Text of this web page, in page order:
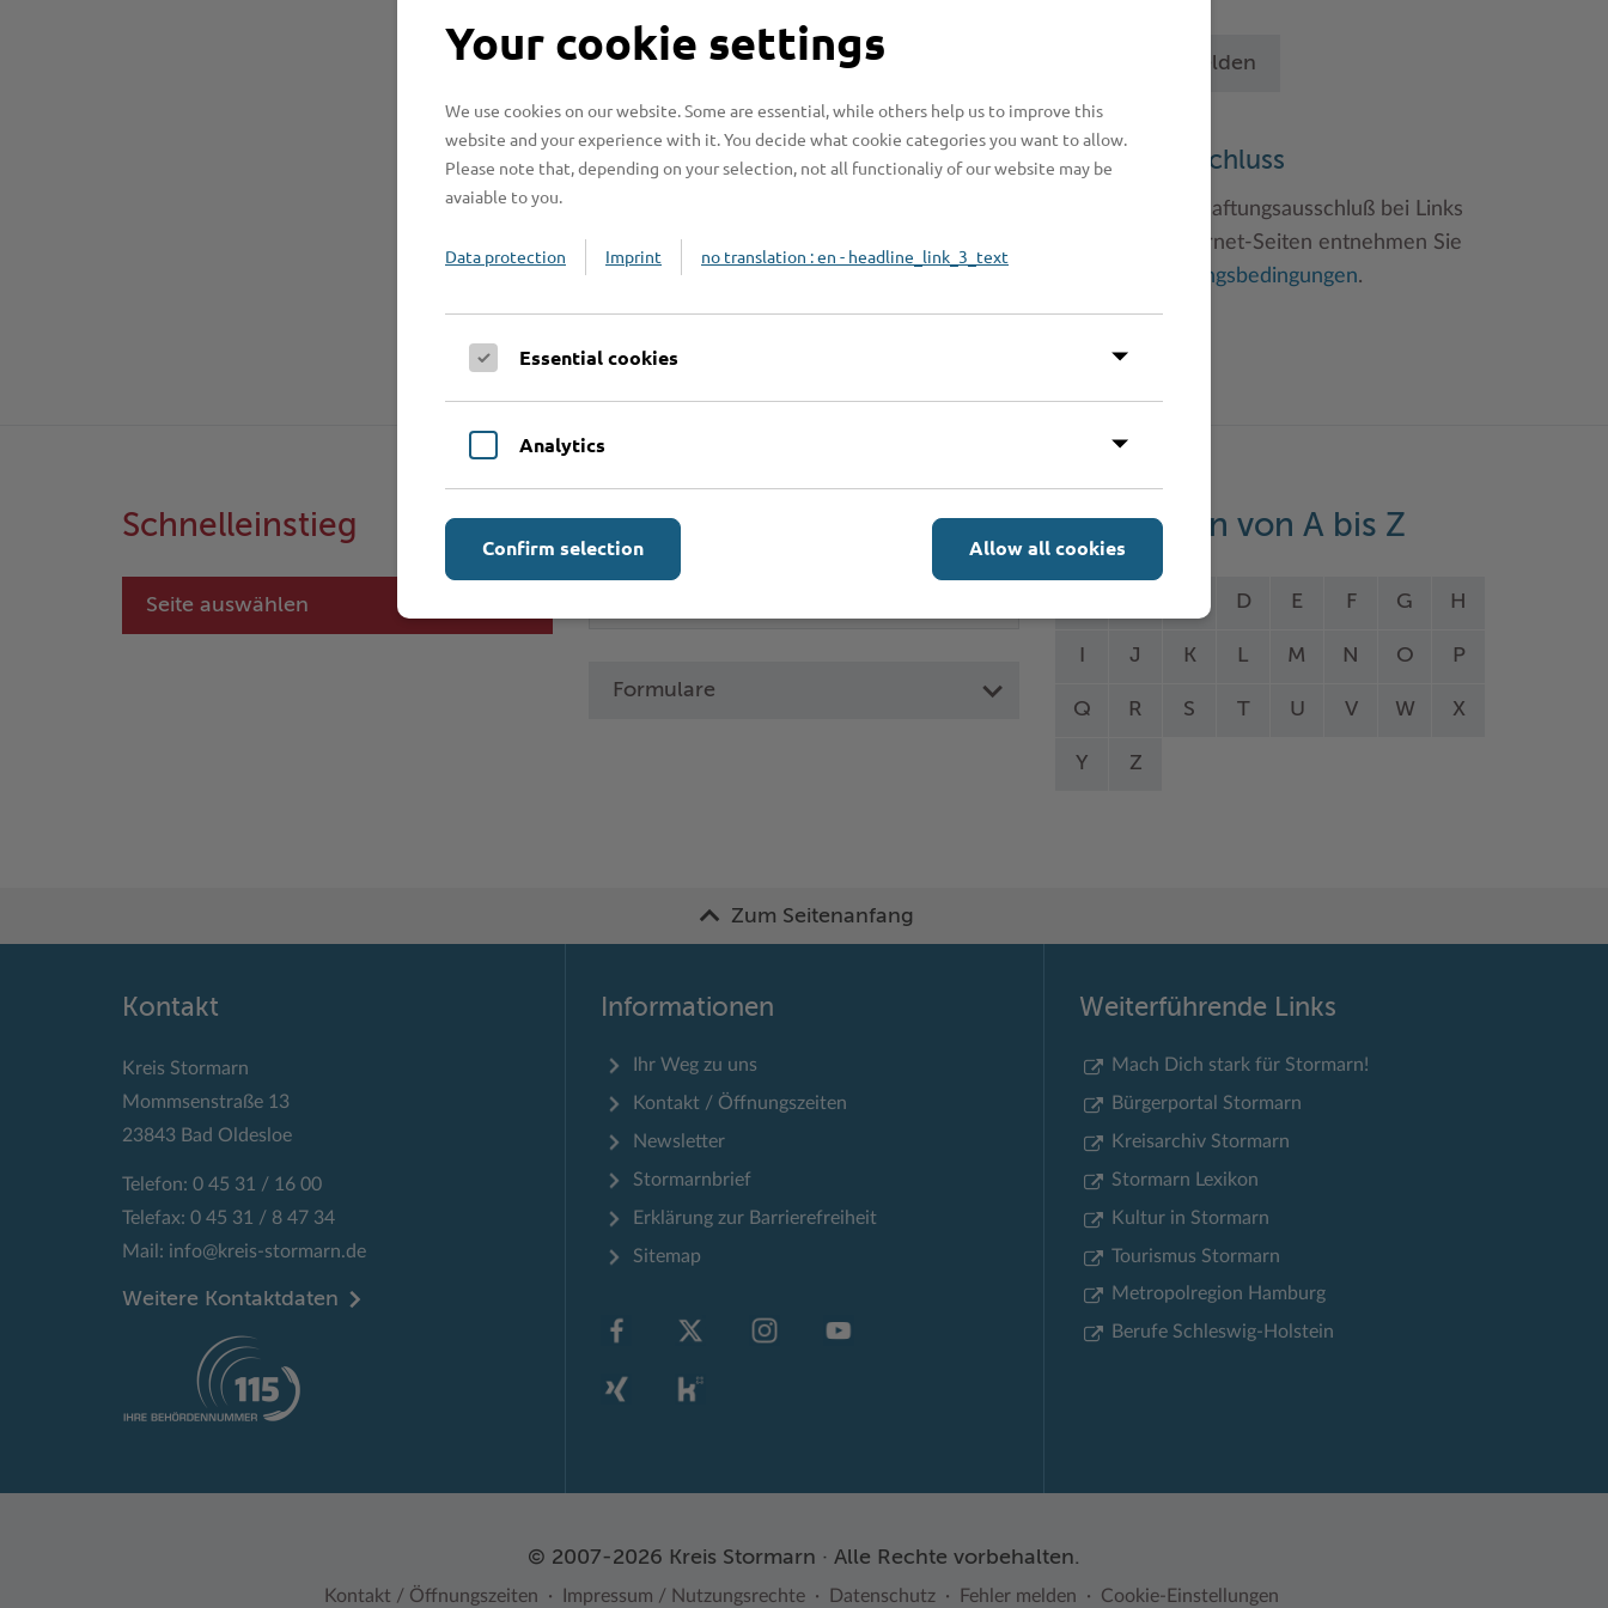
Betrieb anmelden
Haftungsauschluss
Hinweise zum Haftungsausschluß bei Links
zu anderen Internet-Seiten entnehmen Sie
Nutzungsbedingungen.
Schnelleinstieg
Seite auswählen
Online-Services
Formulare
Leistungen von A bis Z
D E F G H
J K L M N O P
Q R S T U V W X
Y Z
Zum Seitenanfang
Kontakt
Kreis Stormarn
Mommsenstraße 13
23843 Bad Oldesloe
Telefon: 0 45 31 / 16 00
Telefax: 0 45 31 / 8 47 34
Mail: info@kreis-stormarn.de
Weitere Kontaktdaten
Informationen
Ihr Weg zu uns
Kontakt / Öffnungszeiten
Newsletter
Stormarnbrief
Erklärung zur Barrierefreiheit
Sitemap
Weiterführende Links
Mach Dich stark für Stormarn!
Bürgerportal Stormarn
Kreisarchiv Stormarn
Stormarn Lexikon
Kultur in Stormarn
Tourismus Stormarn
Metropolregion Hamburg
Berufe Schleswig-Holstein
© 2007-2026 Kreis Stormarn · Alle Rechte vorbehalten.
Kontakt / Öffnungszeiten Impressum / Nutzungsrechte Datenschutz Fehler melden Cookie-Einstellungen
Your cookie settings
We use cookies on our website. Some are essential, while others help us to improve this
website and your experience with it. You decide what cookie categories you want to allow.
Please note that, depending on your selection, not all functionaliy of our website may be
avaiable to you.
Data protection Imprint no translation : en - headline_link_3_text
Essential cookies
Analytics
Allow all cookies
Confirm selection